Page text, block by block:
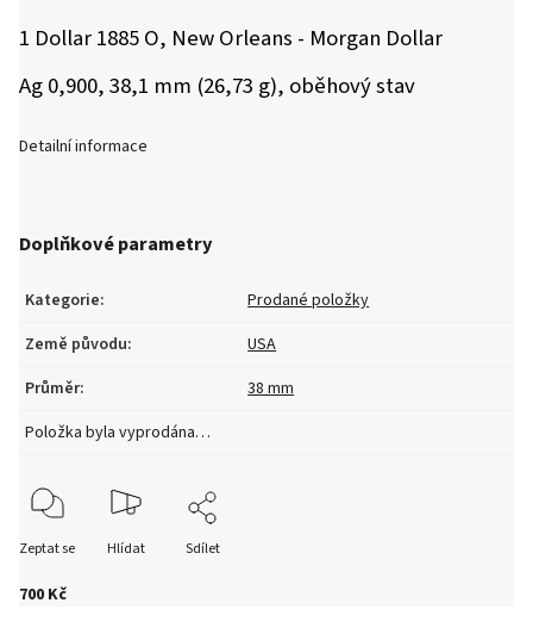
700 Kč
1 Dollar 1885 O, New Orleans - Morgan Dollar
Ag 0,900, 38,1 mm (26,73 g), oběhový stav
Detailní informace
Doplňkové parametry
Kategorie:
Prodané položky
Země původu:
USA
Průměr:
38 mm
Položka byla vyprodána…
Zeptat se Hlídat Sdílet